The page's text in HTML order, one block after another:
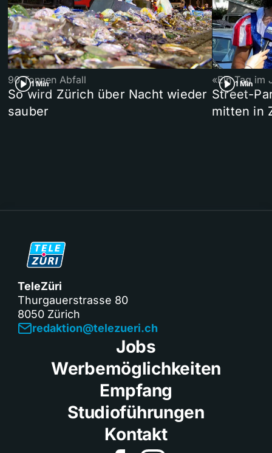
1 Min
90 Tonnen Abfall
So wird Zürich über Nacht wieder
sauber
1 Min
«Ein Tag im
Street-
mitten in
TeleZüri
Thurgauerstrasse 80
8050 Zürich
redaktion@telezueri.ch
Jobs
Werbemöglichkeiten
Empfang
Studioführungen
Kontakt